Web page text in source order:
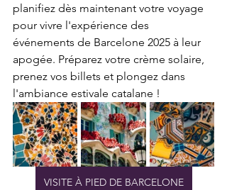
planifiez dès maintenant votre voyage
pour vivre l'expérience des
événements de Barcelone 2025 à leur
apogée. Préparez votre crème solaire,
prenez vos billets et plongez dans
l'ambiance estivale catalane !
VISITE À PIED DE BARCELONE